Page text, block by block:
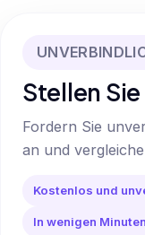
Stellen
Fordern Sie
an und
Kostenlos und
In wenigen